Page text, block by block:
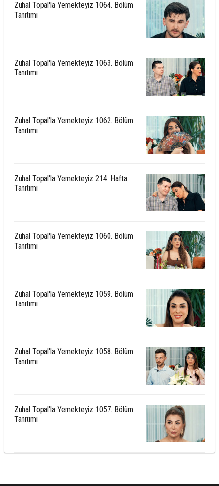
Zuhal Topal'la Yemekteyiz 1064. Bölüm
Tanıtımı
Zuhal Topal'la Yemekteyiz 1063. Bölüm
Tanıtımı
Zuhal Topal'la Yemekteyiz 1062. Bölüm
Tanıtımı
Zuhal Topal'la Yemekteyiz 214. Hafta
Tanıtımı
Zuhal Topal'la Yemekteyiz 1060. Bölüm
Tanıtımı
Zuhal Topal'la Yemekteyiz 1059. Bölüm
Tanıtımı
Zuhal Topal'la Yemekteyiz 1058. Bölüm
Tanıtımı
Zuhal Topal'la Yemekteyiz 1057. Bölüm
Tanıtımı